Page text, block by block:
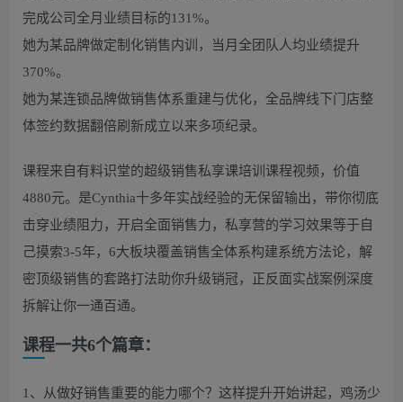
完成公司全月业绩目标的131%。
她为某品牌做定制化销售内训，当月全团队人均业绩提升
370%。
她为某连锁品牌做销售体系重建与优化，全品牌线下门店整
体签约数据翻倍刷新成立以来多项纪录。
课程来自有料识堂的超级销售私享课培训课程视频，价值
4880元。是Cynthia十多年实战经验的无保留输出，带你彻底
击穿业绩阻力，开启全面销售力，私享营的学习效果等于自
己摸索3-5年，6大板块覆盖销售全体系构建系统方法论，解
密顶级销售的套路打法助你升级销冠，正反面实战案例深度
拆解让你一通百通。
课程一共6个篇章：
1、从做好销售重要的能力哪个？这样提升开始讲起，鸡汤少